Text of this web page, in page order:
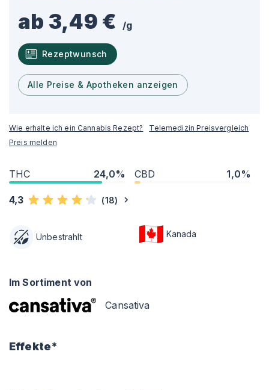
ab 3,49 € /g
Rezeptwunsch
Alle Preise & Apotheken anzeigen
Wie erhalte ich ein Cannabis Rezept?
Telemedizin Preisvergleich
Preis melden
THC 24,0% CBD 1,0%
4,3 (18)
Unbestrahlt Kanada
Im Sortiment von
Cansativa
Effekte*